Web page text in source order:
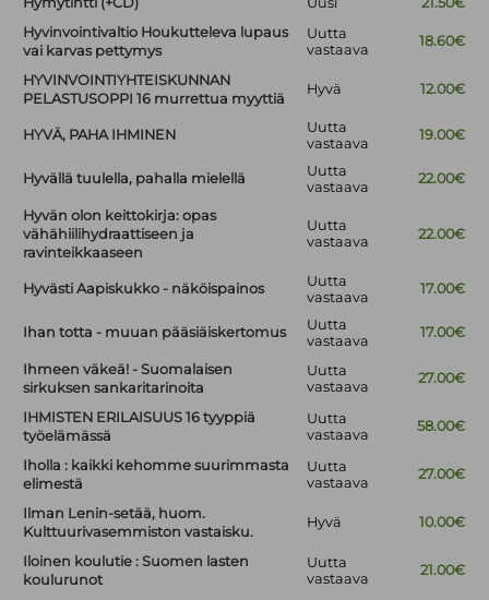
Hyvinvointivaltio Houkutteleva lupaus
vai karvas pettymys
Uutta
vastaava
18.60€
HYVINVOINTIYHTEISKUNNAN
PELASTUSOPPI 16 murrettua myyttiä
Hyvä 12.00€
HYVÄ, PAHA IHMINEN
Uutta
vastaava
19.00€
Hyvällä tuulella, pahalla mielellä
Uutta
vastaava
22.00€
Hyvän olon keittokirja: opas
vähähiilihydraattiseen ja
ravinteikkaaseen
Uutta
vastaava
22.00€
Hyvästi Aapiskukko - näköispainos
Uutta
vastaava
17.00€
Ihan totta - muuan pääsiäiskertomus
Uutta
vastaava
17.00€
Ihmeen väkeä! - Suomalaisen
sirkuksen sankaritarinoita
Uutta
vastaava
27.00€
IHMISTEN ERILAISUUS 16 tyyppiä
työelämässä
Uutta
vastaava
58.00€
Iholla : kaikki kehomme suurimmasta
elimestä
Uutta
vastaava
27.00€
Ilman Lenin-setää, huom.
Kulttuurivasemmiston vastaisku.
Hyvä 10.00€
Iloinen koulutie : Suomen lasten
koulurunot
Uutta
vastaava
21.00€